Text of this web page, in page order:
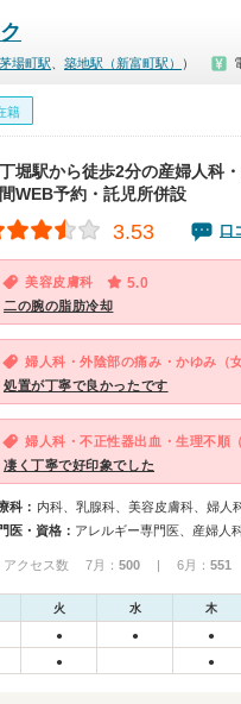
茅場町駅 築地駅（新富町駅） ）
籍
堀駅から徒歩2分の産婦人科
WEB予約・託児所併設
3.53 口
美容皮膚科 5.0
二の腕の脂肪冷却
婦人科・外陰部の痛み・かゆみ（女
処置が丁寧で良かったです
婦人科・不正性器出血・生理不順（
凄く丁寧で好印象でした
科： 内科、乳腺科、美容皮膚科、婦人
医・資格： アレルギー専門医、産婦人
アクセス数 7月： 500 | 6月： 551
火 水 木
● ● ●
● ●